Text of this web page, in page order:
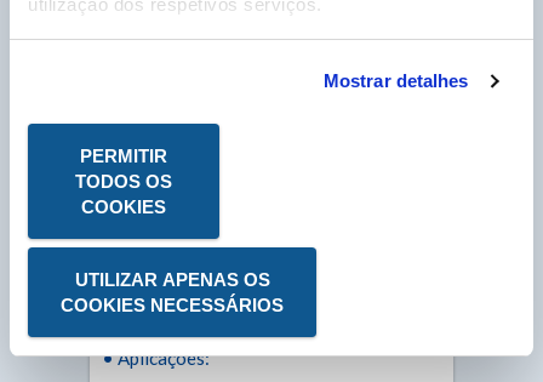
utilização dos respetivos serviços.
Mostrar detalhes
PERMITIR
TODOS OS
COOKIES
UTILIZAR APENAS OS
COOKIES NECESSÁRIOS
para argamassas e betão para os tornar
• Aplicações: